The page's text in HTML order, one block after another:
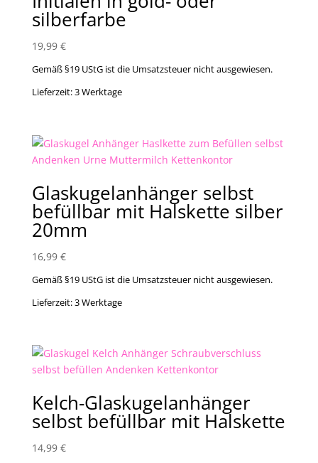
silberfarbe
19,99 €
Gemäß §19 UStG ist die Umsatzsteuer nicht ausgewiesen.
Lieferzeit:3 Werktage
Glaskugelanhänger selbst
befüllbar mit Halskette silber
20mm
16,99 €
Gemäß §19 UStG ist die Umsatzsteuer nicht ausgewiesen.
Lieferzeit:3 Werktage
Kelch-Glaskugelanhänger
selbst befüllbar mit Halskette
14,99 €